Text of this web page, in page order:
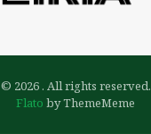
© 2026 . All rights reserved.
Flato by ThemeMeme